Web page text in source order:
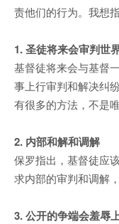
责他们的行为。我想
1. 圣徒将来会审判世
基督徒将来会与基督
事上行审判和解决纠
有很多的方法，不是
2. 内部和解和调解
保罗指出，基督徒应
求内部的审判和调解
3. 公开的争端会羞辱